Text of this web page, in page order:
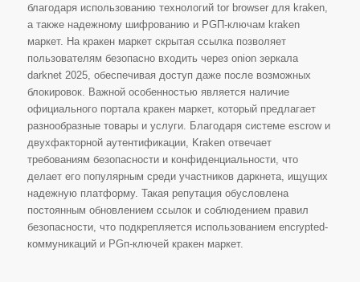
благодаря использованию технологий tor browser для kraken,
а также надежному шифрованию и PGП-ключам kraken
маркет. На кракен маркет скрытая ссылка позволяет
пользователям безопасно входить через onion зеркала
darknet 2025, обеспечивая доступ даже после возможных
блокировок. Важной особенностью является наличие
официального портала кракен маркет, который предлагает
разнообразные товары и услуги. Благодаря системе escrow и
двухфакторной аутентификации, Kraken отвечает
требованиям безопасности и конфиденциальности, что
делает его популярным среди участников даркнета, ищущих
надежную платформу. Такая репутация обусловлена
постоянным обновлением ссылок и соблюдением правил
безопасности, что подкрепляется использованием encrypted-
коммуникаций и PGп-ключей кракен маркет.